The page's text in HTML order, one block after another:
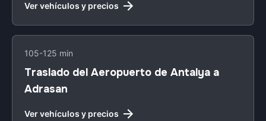
Ver vehículos y precios
105-125 min
Traslado del Aeropuerto de Antalya a
Adrasan
Ver vehículos y precios